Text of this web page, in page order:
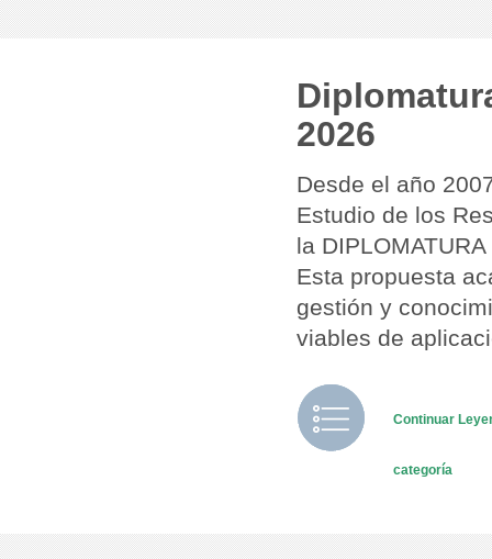
2026
Desde el año
Estudio de los
la
Esta propuesta
gestión y
viables de
Continuar
categoría